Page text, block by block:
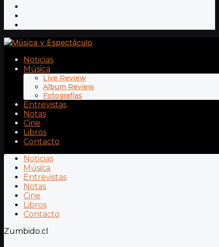
Noticias
Música
Live Review
Album Review
Fotografías
Entrevistas
Notas
Cine
Libros
Contacto
Noticias
Música
Entrevistas
Notas
Cine
Libros
Contacto
Zumbido.cl